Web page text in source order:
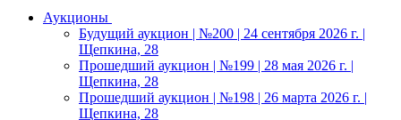
Аукционы
Будущий аукцион | №200 | 24 сентября 2026 г. |
Щепкина, 28
Прошедший аукцион | №199 | 28 мая 2026 г. |
Щепкина, 28
Прошедший аукцион | №198 | 26 марта 2026 г. |
Щепкина, 28